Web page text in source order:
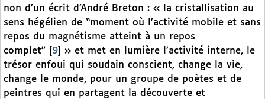
non d’un écrit d’André Breton : « la cristallisation au
sens hégélien de “moment où l’activité mobile et sans
repos du magnétisme atteint à un repos
complet”
9
» et met en lumière l’activité interne, le
trésor enfoui qui soudain conscient, change la vie,
change le monde, pour un groupe de poètes et de
peintres qui en partagent la découverte et